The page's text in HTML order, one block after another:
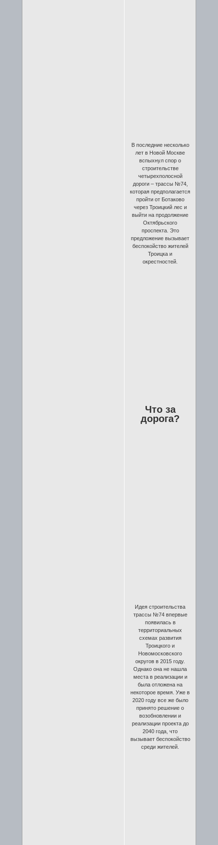
В последние несколько
лет в Новой Москве
вспыхнул спор о
строительстве
четырехполосной
дороги – трассы №74,
которая предполагается
пройти от Ботаково
через Троицкий лес и
выйти на продолжение
Октябрьского
проспекта. Это
предложение вызывает
беспокойство жителей
Троицка и
окрестностей.
Что за
дорога?
Идея строительства
трассы №74 впервые
появилась в
территориальных
схемах развития
Троицкого и
Новомосковского
округов в 2015 году.
Однако она не нашла
места в реализации и
была отложена на
некоторое время. Уже в
2020 году все же было
принято решение о
возобновлении и
реализации проекта до
2040 года, что
вызывает беспокойство
среди жителей.